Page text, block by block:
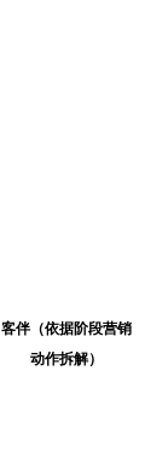
客伴（依据阶段营销
动作拆解）